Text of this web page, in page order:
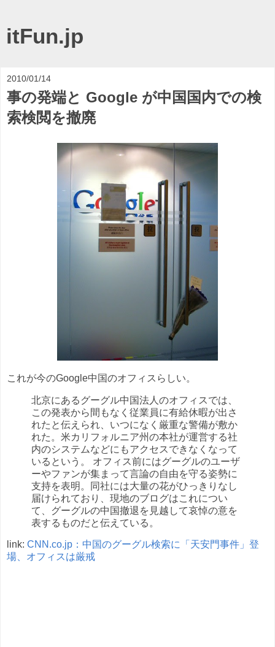
itFun.jp
2010/01/14
事の発端と Google が中国国内での検
索検閲を撤廃
これが今のGoogle中国のオフィスらしい。
北京にあるグーグル中国法人のオフィスでは、
この発表から間もなく従業員に有給休暇が出さ
れたと伝えられ、いつになく厳重な警備が敷か
れた。米カリフォルニア州の本社が運営する社
内のシステムなどにもアクセスできなくなって
いるという。 オフィス前にはグーグルのユーザ
ーやファンが集まって言論の自由を守る姿勢に
支持を表明。同社には大量の花がひっきりなし
届けられており、現地のブログはこれについ
て、グーグルの中国撤退を見越して哀悼の意を
表するものだと伝えている。
link: CNN.co.jp：中国のグーグル検索に「天安門事件」登
場、オフィスは厳戒